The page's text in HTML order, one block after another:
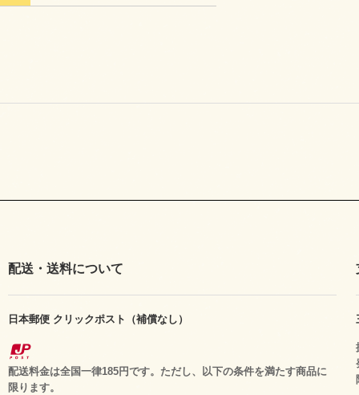
配送・送料について
日本郵便 クリックポスト（補償なし）
配送料金は全国一律185円です。ただし、以下の条件を満たす商品に
限ります。